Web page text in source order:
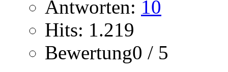
Antworten: 10
Hits: 1.219
Bewertung0 / 5